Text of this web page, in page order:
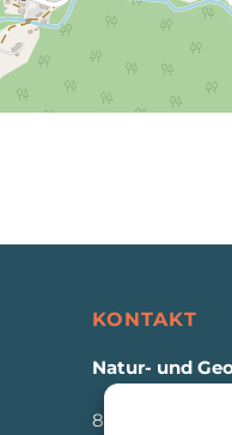
KONTAKT
Natur- und
8933 St. Gallen,